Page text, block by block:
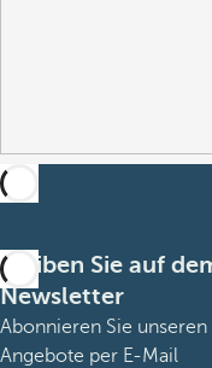
Bleiben Sie auf
Newsletter
Abonnieren Sie
Angebote per E-Mail